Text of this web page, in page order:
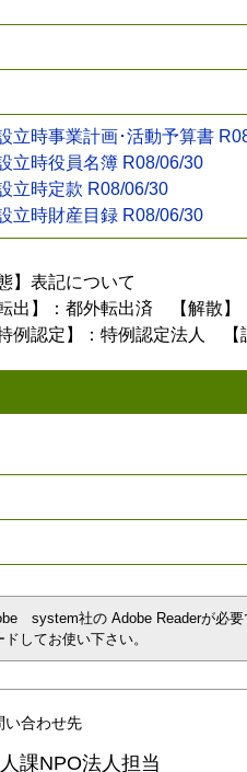
立時事業計画･活動予算書
立時役員名簿 R08/06/30
立時定款 R08/06/30
立時財産目録 R08/06/30
】表記について
出】：都外転出済 【解散
例認定】：特例認定法人 【
system社の Adobe Readerが必要
してお使い下さい。
い合わせ先
課NPO法人担当